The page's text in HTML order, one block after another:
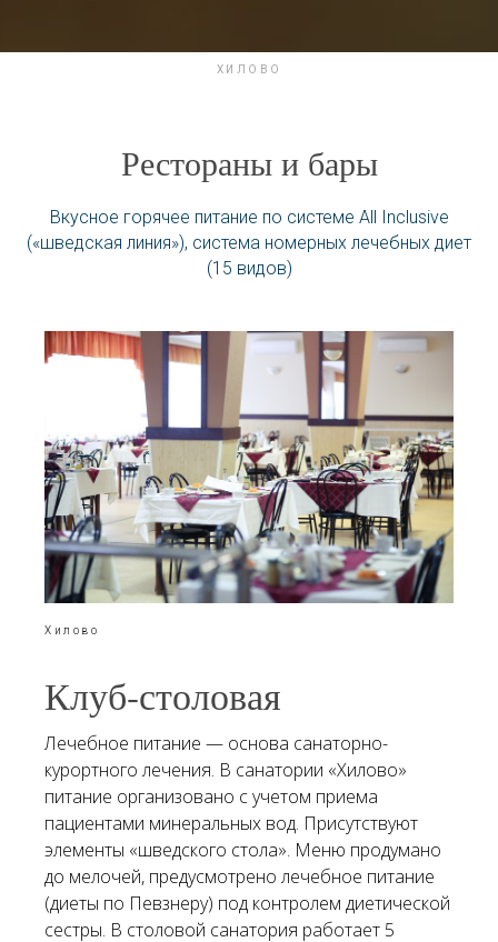
ХИЛОВО
Рестораны и бары
Вкусное горячее питание по системе All Inclusive
(«шведская линия»), система номерных лечебных диет
(15 видов)
Хилово
Клуб-столовая
Лечебное питание — основа санаторно-
курортного лечения. В санатории «Хилово»
питание организовано с учетом приема
пациентами минеральных вод. Присутствуют
элементы «шведского стола». Меню продумано
до мелочей, предусмотрено лечебное питание
(диеты по Певзнеру) под контролем диетической
сестры. В столовой санатория работает 5